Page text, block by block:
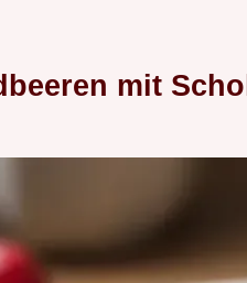
mit